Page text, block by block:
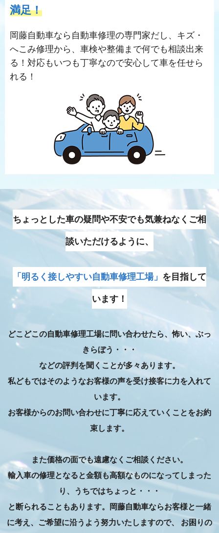
満足！
岡藤自動車なら自動車修理の専門家だし、キズ・
へこみ修理から、車検や整備まで何でも相談出来
る！対応もいつも丁寧なので安心して車を任せら
れる！
ちょっとした車の疑問や不安でも気兼ねなくご相
談いただけるように、
「明るく接しやすい自動車修理工場」 を目指して
います！
どこどこの自動車修理工場に問い合わせたら、怖い、ぶっ
きらぼう・・・
などの評判を聞くことが多々あります。
私どもではそのようなお客様の声を受け接客に力を入れて
います。
お客様からのお問い合わせに丁寧に応えていくことをお約
束します。
また価格の面でも遠慮なくご相談ください。
輸入車の修理となると金額も高額なものになってしまった
り、うちではちょっと・・・
と断られることもあります。岡藤自動車ならお客様と一緒
に考え、ご希望に沿うよう努力いたしますので、
お困りの